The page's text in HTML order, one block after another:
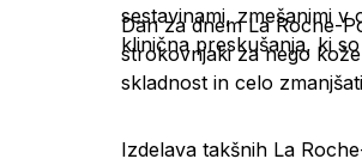
sestavinami, zmešanimi
klinična preskušanja, ki
Dan za dnem La Roche-
strokovnjaki za nego
skladnost in celo
Izdelava takšnih La